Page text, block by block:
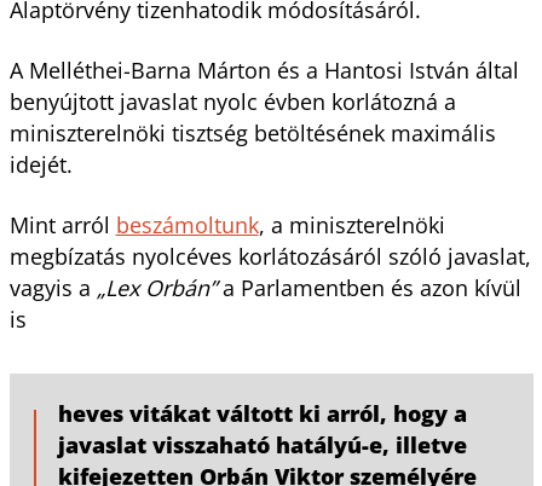
Alaptörvény tizenhatodik módosításáról.
A Melléthei-Barna Márton és a Hantosi István által
benyújtott javaslat nyolc évben korlátozná a
miniszterelnöki tisztség betöltésének maximális
idejét.
Mint arról beszámoltunk, a miniszterelnöki
megbízatás nyolcéves korlátozásáról szóló javaslat,
vagyis a „Lex Orbán”a Parlamentben és azon kívül
is
heves vitákat váltott ki arról, hogy a
javaslat visszaható hatályú-e, illetve
kifejezetten Orbán Viktor személyére